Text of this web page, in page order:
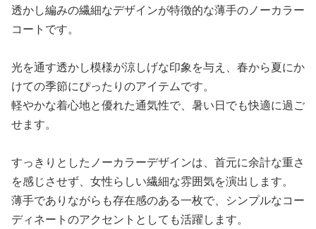
透かし編みの繊細なデザインが特徴的な薄手のノーカラー
コートです。
光を通す透かし模様が涼しげな印象を与え、春から夏にか
けての季節にぴったりのアイテムです。
軽やかな着心地と優れた通気性で、暑い日でも快適に過ご
せます。
すっきりとしたノーカラーデザインは、首元に余計な重さ
を感じさせず、女性らしい繊細な雰囲気を演出します。
薄手でありながらも存在感のある一枚で、シンプルなコー
ディネートのアクセントとしても活躍します。